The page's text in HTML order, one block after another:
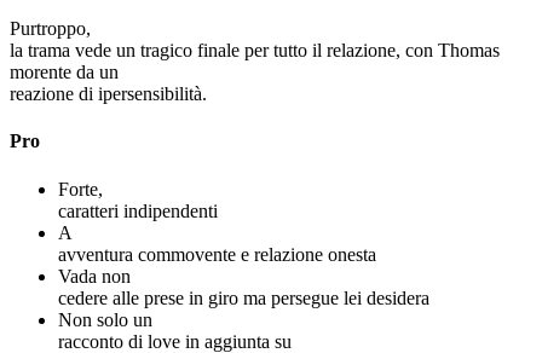
Purtroppo,
la trama vede un tragico finale per tutto il relazione, con Thomas
morente da un
reazione di ipersensibilità.
Pro
Forte,
caratteri indipendenti
A
avventura commovente e relazione onesta
Vada non
cedere alle prese in giro ma persegue lei desidera
Non solo un
racconto di love in aggiunta su